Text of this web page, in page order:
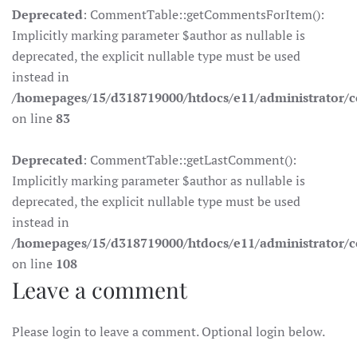
Deprecated: CommentTable::getCommentsForItem():
Implicitly marking parameter $author as nullable is
deprecated, the explicit nullable type must be used
instead in
/homepages/15/d318719000/htdocs/e11/
on line83
Deprecated: CommentTable::getLastComment():
Implicitly marking parameter $author as nullable is
deprecated, the explicit nullable type must be used
instead in
/homepages/15/d318719000/htdocs/e11/
on line 108
Leave a comment
Please login to leave a comment. Optional login below.